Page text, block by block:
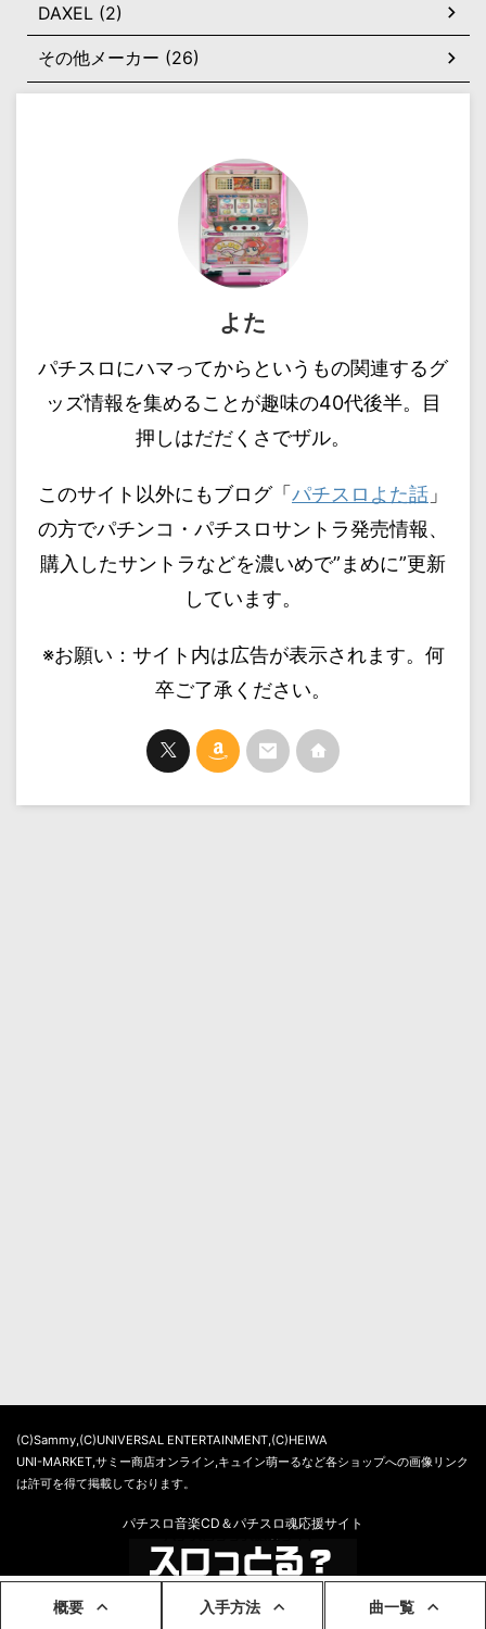
DAXEL (2)
その他メーカー (26)
よた
パチスロにハマってからというもの関連するグ
ッズ情報を集めることが趣味の40代後半。目
押しはだだくさでザル。
このサイト以外にもブログ「パチスロよた話 」
の方でパチンコ・パチスロサントラ発売情報、
購入したサントラなどを濃いめで”まめに”更新
しています。
※お願い：サイト内は広告が表示されます。何
卒ご了承ください。
(C)Sammy,(C)UNIVERSAL ENTERTAINMENT,(C)HEIWA
UNI-MARKET,サミー商店オンライン,キュイン萌ーるなど各ショップへの画像リンク
は許可を得て掲載しております。
パチスロ音楽CD＆パチスロ魂応援サイト
© 2026 スロっとる？
概要 入手方法 曲一覧